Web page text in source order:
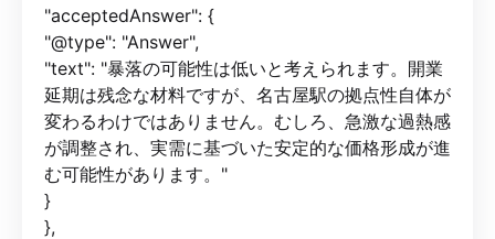
"acceptedAnswer": {
"@type": "Answer",
"text": "暴落の可能性は低いと考えられます。開業
延期は残念な材料ですが、名古屋駅の拠点性自体が
変わるわけではありません。むしろ、急激な過熱感
が調整され、実需に基づいた安定的な価格形成が進
む可能性があります。"
}
},